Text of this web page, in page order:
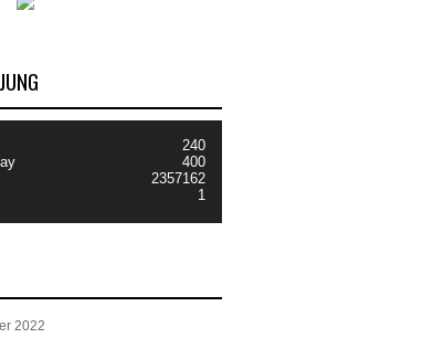
240
400
2357162
1
2022